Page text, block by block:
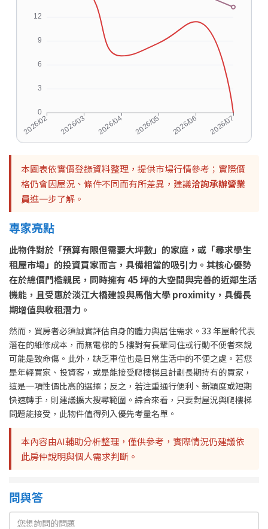
本圖表依實價登錄資料整理，提供市場行情參考；實際價
格仍會因屋況、條件不同而有所差異，建議洽詢承辦營業
員進一步了解。
專家亮點
此物件對於「預算有限但需要大坪數」的家庭，或「尋求學生
租屋市場」的投資買家而言，具備相當的吸引力。其核心優勢
在於總價門檻親民，同時擁有 45 坪的大空間與完善的近鄰生活
機能，且受惠於淡江大橋建設與馬偕大學 proximity，具備長
期增值與收租潛力。
然而，買房者必須誠實評估自身的體力與居住需求。33 年屋齡代表
潛在的維修成本，而無電梯的 5 樓對有長輩同住或行動不便者來說
可能是致命傷。此外，缺乏車位也是日常生活中的不便之處。若您
是年輕買家、投資客，或是能接受爬樓梯且計劃長期持有的買家，
這是一項性價比高的選擇；反之，若注重通行便利、新穎度或短期
快速轉手，則建議擴大搜尋範圍。綜合來看，只要對屋況與爬樓梯
問題能接受，此物件值得列入優先考量名單。
本內容由AI輔助分析整理，僅供參考，實際情況仍建議依
此房仲說明與個人需求判斷。
問與答